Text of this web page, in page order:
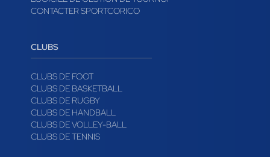
CONTACTER SPORTCORICO
CLUBS
CLUBS DE FOOT
CLUBS DE BASKETBALL
CLUBS DE RUGBY
CLUBS DE HANDBALL
CLUBS DE VOLLEY-BALL
CLUBS DE TENNIS